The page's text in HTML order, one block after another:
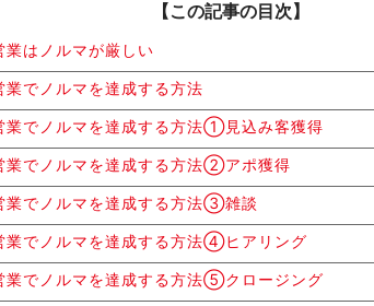
【この記事の目次】
業はノルマが厳しい
業でノルマを達成する方法
業でノルマを達成する方法①見込み客獲得
業でノルマを達成する方法②アポ獲得
業でノルマを達成する方法③雑談
業でノルマを達成する方法④ヒアリング
業でノルマを達成する方法⑤クロージング